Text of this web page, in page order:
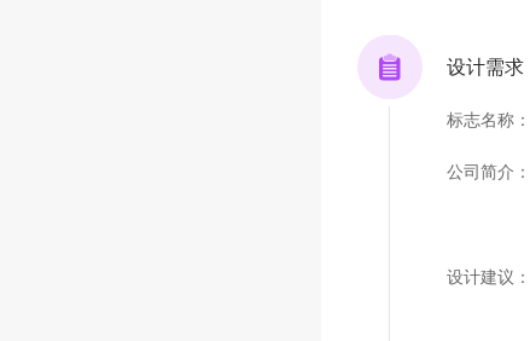
设计需求
标志名称 ：
公司简介 ：
设计建议 ：